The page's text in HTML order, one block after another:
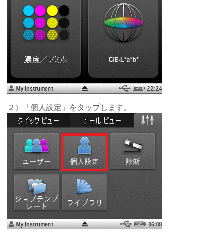
２）「個人設定」をタップします。